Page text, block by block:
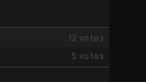
12 votos
5 votos